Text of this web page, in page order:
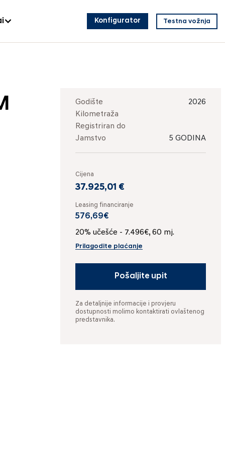
Konfigurator Testna vožnja
Godište
2026
Kilometraža
Registriran do
Jamstvo
5 GODINA
Cijena
37.925,01 €
Leasing financiranje
576,69€
20% učešće - 7.496€, 60 mj.
Prilagodite plaćanje
Pošaljite upit
Za detaljnije informacije i provjeru
dostupnosti molimo kontaktirati ovlaštenog
predstavnika.